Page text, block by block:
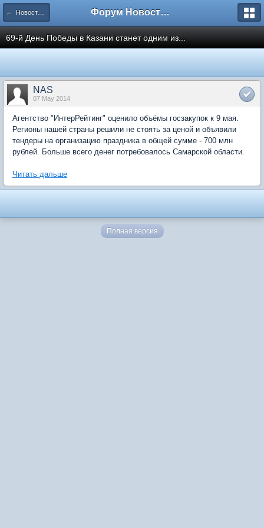
← Новости рынка недвижимости Форум Новостройки
69-й День Победы в Казани станет одним из...
NAS
07 May 2014
Агентство "ИнтерРейтинг" оценило объёмы госзакупок к 9 мая.
Регионы нашей страны решили не стоять за ценой и объявили
тендеры на организацию праздника в общей сумме - 700 млн
рублей. Больше всего денег потребовалось Самарской области.
Читать дальше
Полная версия